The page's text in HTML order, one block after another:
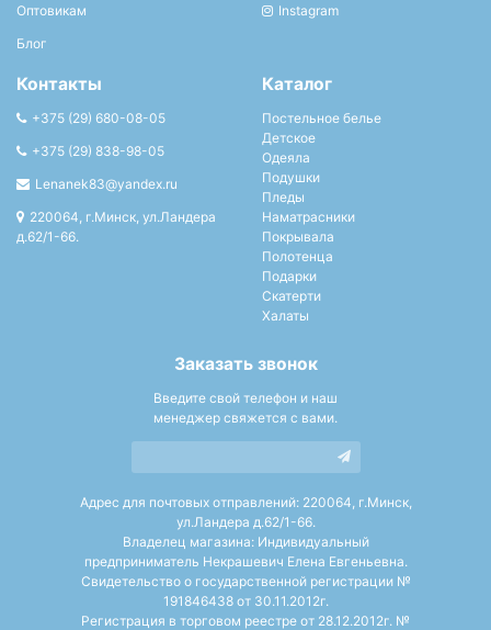
Оптовикам
Блог
Instagram
Контакты
+375 (29) 680-08-05
+375 (29) 838-98-05
Lenanek83@yandex.ru
220064, г.Минск, ул.Ландера
д.62/1-66.
Каталог
Постельное белье
Детское
Одеяла
Подушки
Пледы
Наматрасники
Покрывала
Полотенца
Подарки
Скатерти
Халаты
Заказать звонок
Введите свой телефон и наш
менеджер свяжется с вами.
Адрес для почтовых отправлений: 220064, г.Минск,
ул.Ландера д.62/1-66.
Владелец магазина: Индивидуальный
предприниматель Некрашевич Елена Евгеньевна.
Свидетельство о государственной регистрации №
191846438 от 30.11.2012г.
Регистрация в торговом реестре от 28.12.2012г. №